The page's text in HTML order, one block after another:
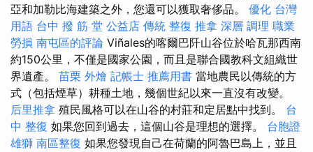
亞和加勒比海建築之外，您還可以獲取奢侈品。 優化 台灣
用語 台中 撥 筋 堂 公益店 傳統 整復 推拿 深層 調理 職業
勞損 南屯區的評論 Viñales的喀爾巴阡山谷位於哈瓦那西南
約150公里，不僅是國家公園，而且是聯合國教科文組織世
界遺產。 苗栗 外燴 記帳士 推薦用書 當地農民以傳統的方
式（包括煙草）耕種土地，幾個世紀以來一直沒有改變。
后里推拿 殖民風格可以在山谷的村莊和定居點中找到。 台
中 整復 如果您回到過去，這個山谷是理想的選擇。 台胞證
雄獅 南區整復 如果您發現自己在荷蘭的阿魯巴島上，並且